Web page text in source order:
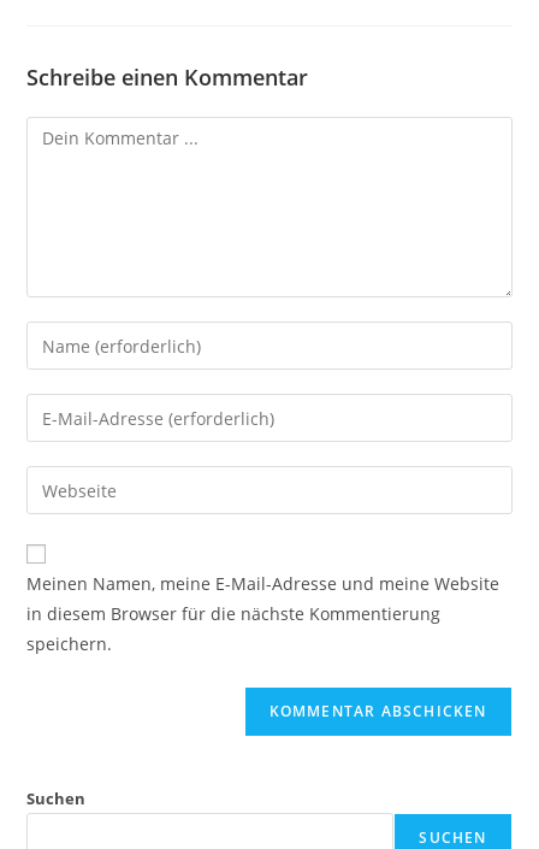
Schreibe einen Kommentar
Kommentieren
Gib
deinen
Namen
oder
zum
Kommentieren
ein
Gib
deine
E-
Mail-
zum
Kommentieren
ein
Gib
deine
Website-
URL
Meinen Namen, meine E-Mail-Adresse und meine Website
in diesem Browser für die nächste Kommentierung
speichern.
Suchen
SUCHEN